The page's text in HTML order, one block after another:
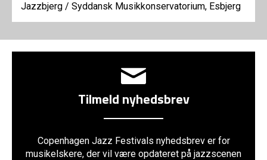
Jazzbjerg / Syddansk Musikkonservatorium, Esbjerg
Tilmeld nyhedsbrev
Copenhagen Jazz Festivals nyhedsbrev er for
musikelskere, der vil være opdateret på jazzscenen